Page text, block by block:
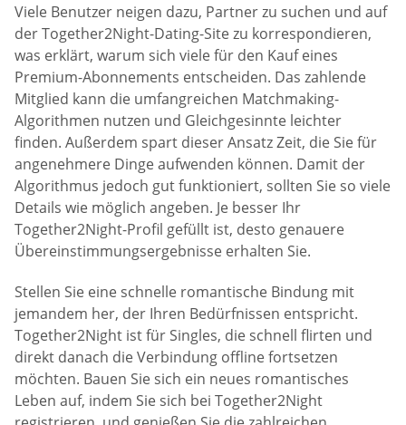
Viele Benutzer neigen dazu, Partner zu suchen und auf
der Together2Night-Dating-Site zu korrespondieren,
was erklärt, warum sich viele für den Kauf eines
Premium-Abonnements entscheiden. Das zahlende
Mitglied kann die umfangreichen Matchmaking-
Algorithmen nutzen und Gleichgesinnte leichter
finden. Außerdem spart dieser Ansatz Zeit, die Sie für
angenehmere Dinge aufwenden können. Damit der
Algorithmus jedoch gut funktioniert, sollten Sie so viele
Details wie möglich angeben. Je besser Ihr
Together2Night-Profil gefüllt ist, desto genauere
Übereinstimmungsergebnisse erhalten Sie.
Stellen Sie eine schnelle romantische Bindung mit
jemandem her, der Ihren Bedürfnissen entspricht.
Together2Night ist für Singles, die schnell flirten und
direkt danach die Verbindung offline fortsetzen
möchten. Bauen Sie sich ein neues romantisches
Leben auf, indem Sie sich bei Together2Night